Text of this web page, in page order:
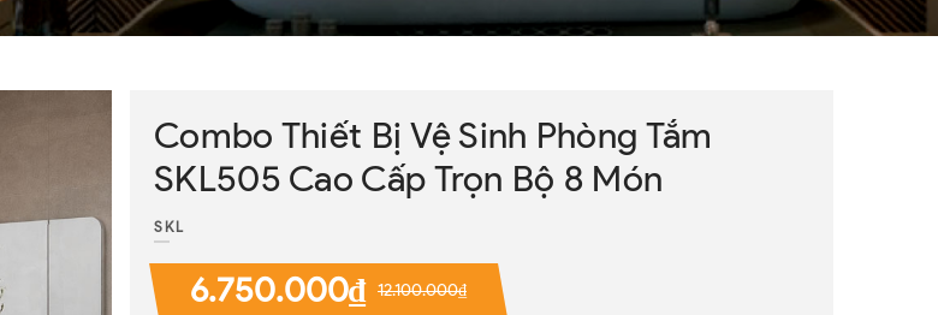
Combo Thiết Bị Vệ Sinh Phòng Tắm
SKL505 Cao Cấp Trọn Bộ 8 Món
SKL
6.750.000₫ 12.100.000₫